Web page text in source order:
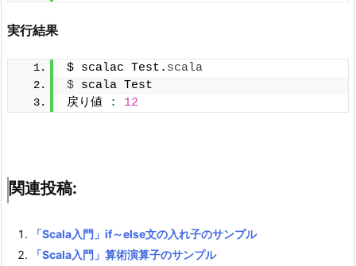
実行結果
$ scalac Test. scala
$ scala Test
戻り値
: 12
関連投稿:
「Scala入門」if～else文の入れ子のサンプル
「Scala入門」算術演算子のサンプル